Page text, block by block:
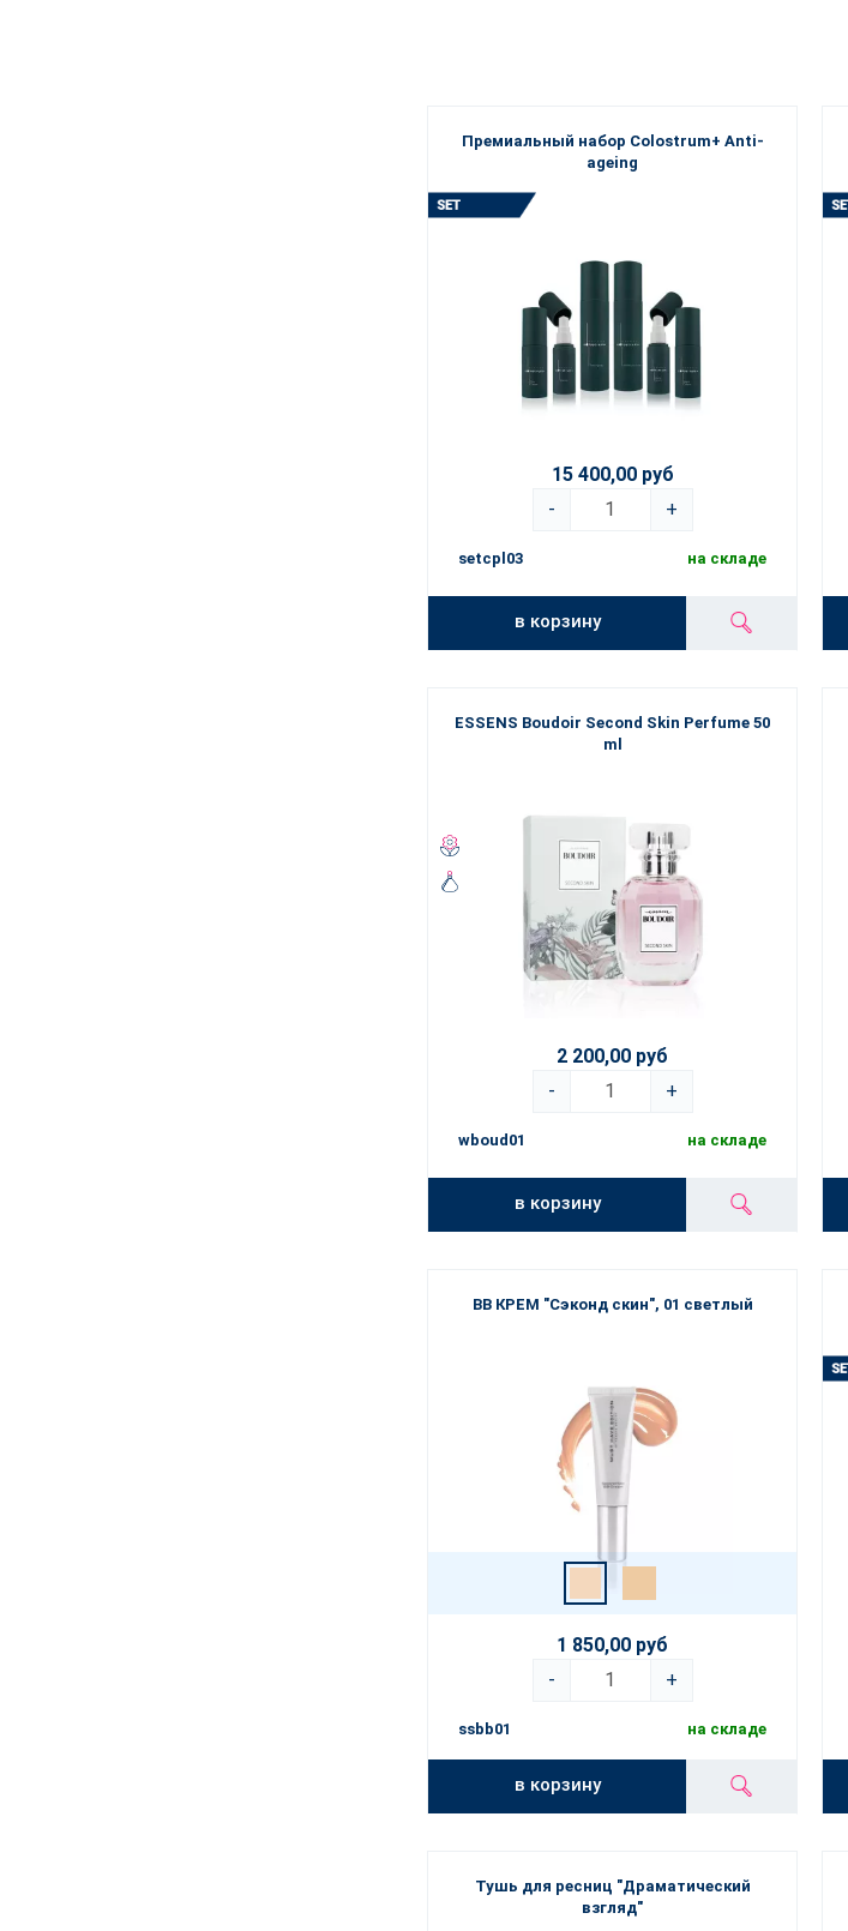
Премиальный набор Colostrum+ Anti-
ageing
15 400,00 руб
-
+
setcpl03 на складе
в корзину
ESSENS Boudoir Second Skin Perfume 50
ml
2 200,00 руб
-
+
wboud01 на складе
в корзину
BB КРЕМ "Сэконд скин", 01 светлый
1 850,00 руб
-
+
ssbb01 на складе
в корзину
Тушь для ресниц "Драматический
взгляд"